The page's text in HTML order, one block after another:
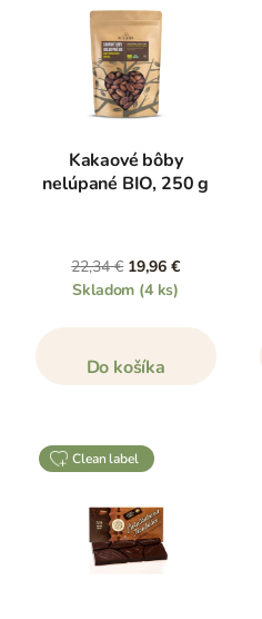
Kakaové bôby
nelúpané BIO, 250 g
22,34 € 19,96 €
Skladom (4 ks)
Do košíka
clean label